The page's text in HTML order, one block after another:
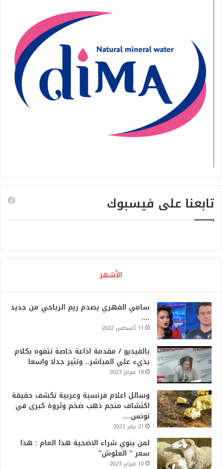
تابعنا على فيسبوك
الأشهر
سامي الفهري يصدم ريم الرياحي من جديد
….
11 أغسطس 2022
بالفيديو / مقدمة اذاعة خاصة تتفوه بكلام
بذيء علي المباشر.. وتثير جدلا واسعا
18 فبراير 2023
وسائل اعلام فرنسية وعربية تكشف حقيقة
اكتشاف منجم ذهب ضخم وثروة كبرى في
تونس….
21 يناير 2023
لمن ينوي شراء الاضحية هذا العام : هذا
سعر ” العلوش”
10 فبراير 2023